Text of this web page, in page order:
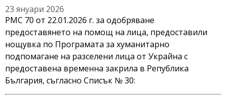
23 януари 2026
РМС 70 от 22.01.2026 г. за одобряване
предоставянето на помощ на лица, предоставили
нощувка по Програмата за хуманитарно
подпомагане на разселени лица от Украйна с
предоставена временна закрила в Република
България, съгласно Списък № 30: